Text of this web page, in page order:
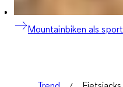
Mountainbiken als sport